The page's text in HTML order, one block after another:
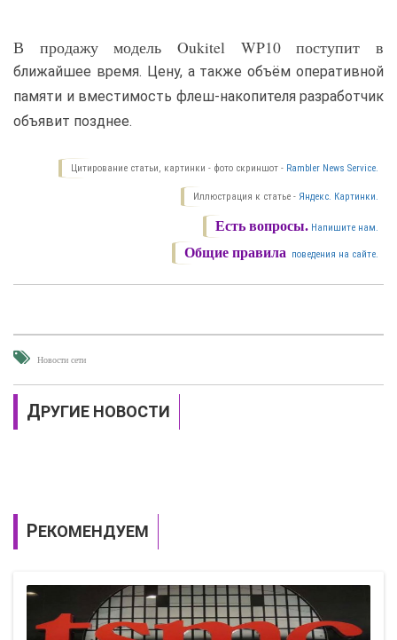
В продажу модель Oukitel WP10 поступит в
ближайшее время. Цену, а также объём оперативной
памяти и вместимость флеш-накопителя разработчик
объявит позднее.
Цитирование статьи, картинки - фото скриншот - Rambler News Service.
Иллюстрация к статье - Яндекс. Картинки.
Есть вопросы. Напишите нам.
Общие правила поведения на сайте.
Новости сети
ДРУГИЕ НОВОСТИ
РЕКОМЕНДУЕМ